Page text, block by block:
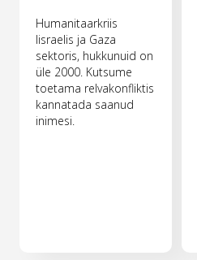
Humanitaarkriis
Iisraelis ja Gaza
sektoris, hukkunuid on
üle 2000. Kutsume
toetama relvakonfliktis
kannatada saanud
inimesi.